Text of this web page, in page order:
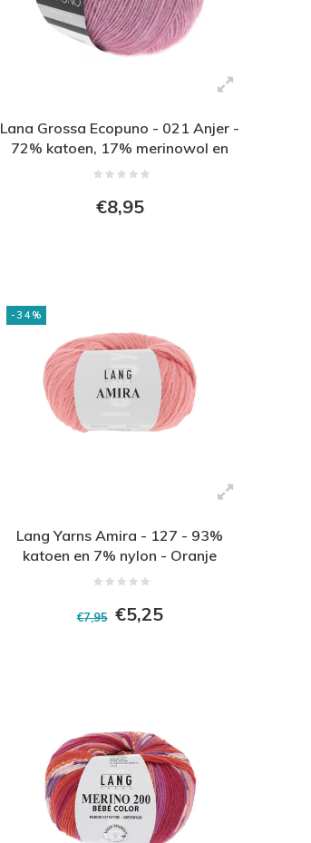
Lana Grossa Ecopuno - 021 Anjer -
72% katoen, 17% merinowol en
11% alpaca - Roze
€8,95
-34%
Lang Yarns Amira - 127 - 93%
katoen en 7% nylon - Oranje
€7,95 €5,25